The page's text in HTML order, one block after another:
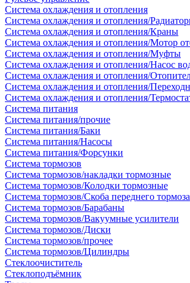
Система охлаждения и отопления
Система охлаждения и отопления/
Система охлаждения и отопления/Краны
Система охлаждения и отопления/Мотор
Система охлаждения и отопления/Муфты
Система охлаждения и отопления/Насос
Система охлаждения и отопления/
Система охлаждения и отопления/
Система охлаждения и отопления/
Система питания
Система питания/прочие
Система питания/Баки
Система питания/Насосы
Система питания/Форсунки
Система тормозов
Система тормозов/накладки тормозные
Система тормозов/Колодки тормозные
Система тормозов/Скоба переднего тормоза
Система тормозов/Барабаны
Система тормозов/Вакуумные усилители
Система тормозов/Диски
Система тормозов/прочее
Система тормозов/Цилиндры
Стеклоочиститель
Стеклоподъёмник